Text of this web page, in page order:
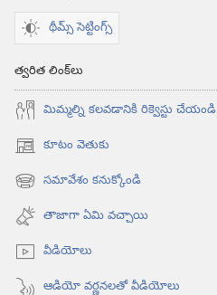
థీమ్స్ సెట్టింగ్స్
త్వరిత లింక్‌లు
మిమ్మల్ని కలవడానికి రిక్వెస్టు చేయండి
కూటం వెతుకు
(కొత్త
విండో
ఓపెన్‌
అవుతుంది)
సమావేశం కనుక్కోండి
(కొత్త
విండో
ఓపెన్‌
అవుతుంది)
తాజాగా ఏమి వచ్చాయి
వీడియోలు
ఆడియో వర్ణనలతో వీడియోలు